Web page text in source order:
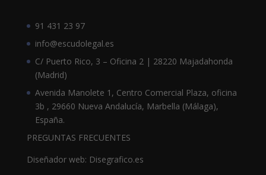
91 431 23 97
info@escudolegal.es
C/ Puerto Rico, 3 – Oficina 2 | 28220 Majadahonda
(Madrid)
Avenida Manolete 1, Centro Comercial Plaza, oficina
3b , 29660 Nueva Andalucía, Marbella (Málaga),
España.
PREGUNTAS FRECUENTES
Diseñador web: Disegrafico.es